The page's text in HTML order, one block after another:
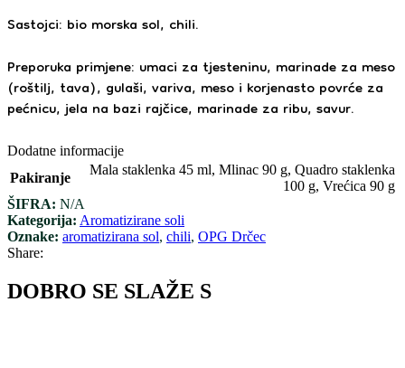
Sastojci: bio morska sol, chili.
Preporuka primjene: umaci za tjesteninu, marinade za meso
(roštilj, tava), gulaši, variva, meso i korjenasto povrće za
pećnicu, jela na bazi rajčice, marinade za ribu, savur.
Dodatne informacije
Pakiranje
Mala staklenka 45 ml, Mlinac 90 g, Quadro staklenka
100 g, Vrećica 90 g
ŠIFRA: N/A
Kategorija: Aromatizirane soli
Oznake: aromatizirana sol, chili, OPG Drčec
Share:
DOBRO SE SLAŽE S